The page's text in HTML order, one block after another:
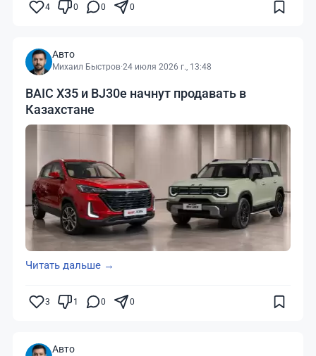
4 0 0 0
Авто
Михаил Быстров·24 июля 2026 г., 13:48
BAIC X35 и BJ30e начнут продавать в
Казахстане
Читать дальше →
3 1 0 0
Авто